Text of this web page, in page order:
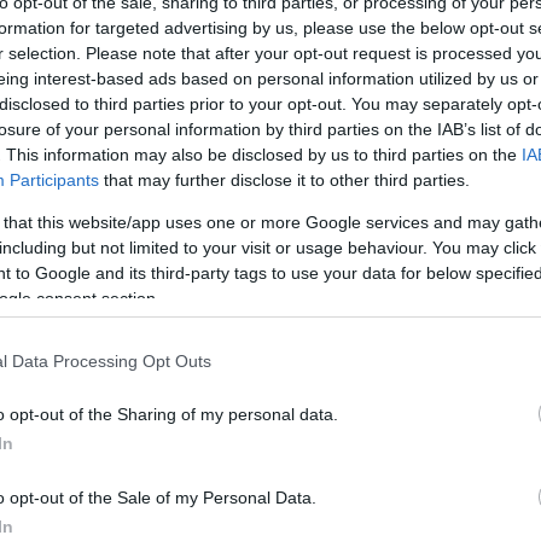
for targeted advertising by us, please use the below opt-out
selection. Please note that after your opt-out request is processed
interest-based ads based on personal information utilized by us
to third parties prior to your opt-out. You may separately
of your personal information by third parties on the IAB’s list of
This information may also be disclosed by us to third parties on the
Participants that may further disclose it to other third parties.
that this website/app uses one or more Google services and may
but not limited to your visit or usage behaviour. You may
to Google and its third-party tags to use your data for below
consent section.
Data Processing Opt Outs
opt-out of the Sharing of my personal data.
opt-out of the Sale of my Personal Data.
από τους παράγωγους για τα αδιάθετα
Μεγάλη πτώση των τιμών στα πορτοκάλια λόγω των
στην ΕΕ από την Αίγυπτο και άλλες χώρες μη
οι χυμοί
- Πόσο έχει αυξηθεί η
σε 2 χρόνια
έχει αυξηθεί την τελευταία διετία κατά 39,2% από τα
ευρώ το λίτρο
3